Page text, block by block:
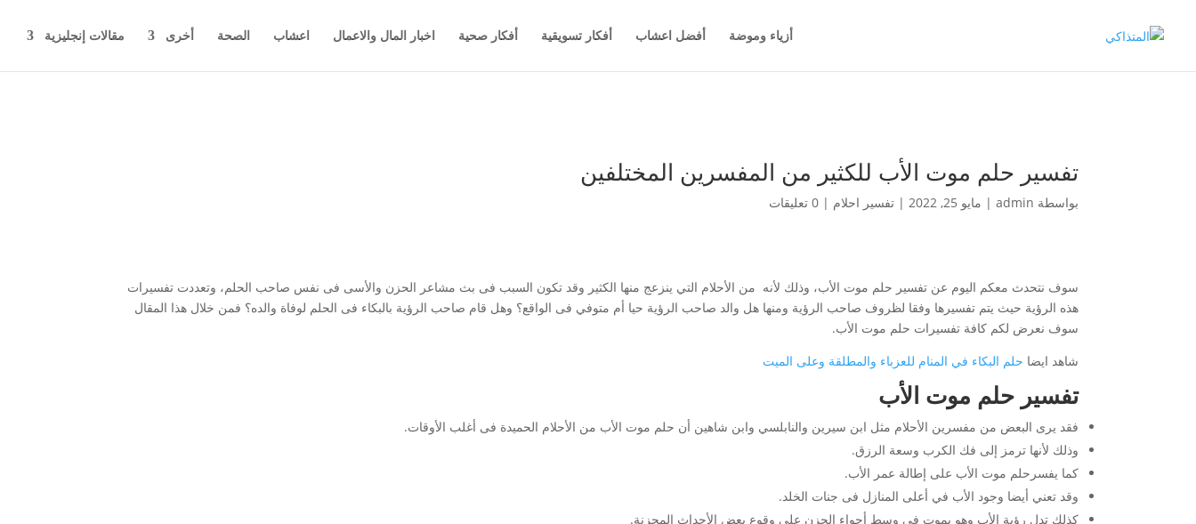
أزياء وموضة أفضل اعشاب أفكار تسويقية أفكار صحية اخبار المال والاعمال اعشاب الصحة أخرى مقالات إنجليزية
تفسير حلم موت الأب للكثير من المفسرين المختلفين
بواسطة admin
| مايو 25, 2022 | تفسير احلام | 0 تعليقات
سوف نتحدث معكم اليوم عن تفسير حلم موت الأب، وذلك لأنه من الأحلام التي ينزعج منها الكثير وقد تكون السبب فى بث مشاعر الحزن والأسى فى نفس صاحب الحلم، وتعددت تفسيرات
هذه الرؤية حيث يتم تفسيرها وفقا لظروف صاحب الرؤية ومنها هل والد صاحب الرؤية حيا أم متوفي فى الواقع؟ وهل قام صاحب الرؤية بالبكاء فى الحلم لوفاة والده؟ فمن خلال هذا المقال
سوف نعرض لكم كافة تفسيرات حلم موت الأب.
شاهد ايضا حلم البكاء في المنام للعزباء والمطلقة وعلى الميت
تفسير حلم موت الأب
فقد يرى البعض من مفسرين الأحلام مثل ابن سيرين والنابلسي وابن شاهين أن حلم موت الأب من الأحلام الحميدة فى أغلب الأوقات.
وذلك لأنها ترمز إلى فك الكرب وسعة الرزق.
كما يفسرحلم موت الأب على إطالة عمر الأب.
وقد تعني أيضا وجود الأب في أعلى المنازل فى جنات الخلد.
كذلك تدل رؤية الأب وهو يموت فى وسط أجواء الحزن على وقوع بعض الأحداث المحزنة.